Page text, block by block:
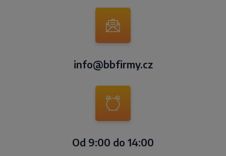
info@bbfirmy.cz
Od 9:00 do 14:00